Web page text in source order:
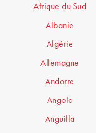
Afrique du Sud
Albanie
Algérie
Allemagne
Andorre
Angola
Anguilla